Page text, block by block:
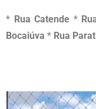
* Rua Catende *
Bocaiúva * Rua